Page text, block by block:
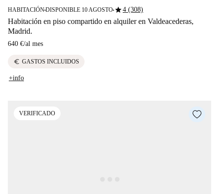
HABITACIÓN■DISPONIBLE 10 AGOSTO■star4 (308)
Habitación en piso compartido en alquiler en Valdeacederas,
Madrid.
640 €/al mes
euro GASTOS INCLUIDOS
+info
VERIFICADO